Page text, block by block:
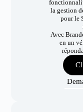
la gestion
pour le
Avec
en un